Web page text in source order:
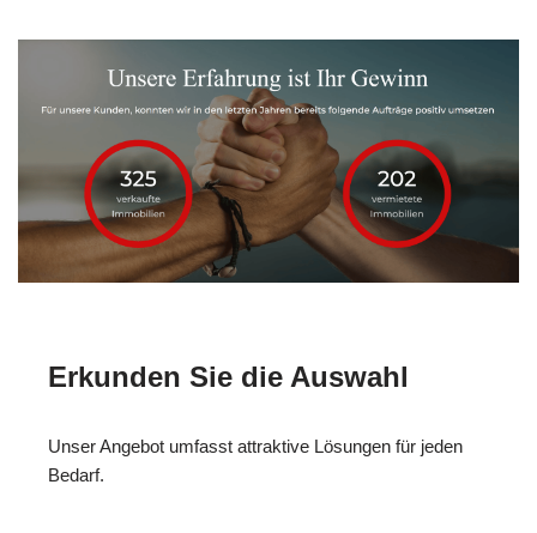
Erkunden Sie die Auswahl
Unser Angebot umfasst attraktive Lösungen für jeden
Bedarf.